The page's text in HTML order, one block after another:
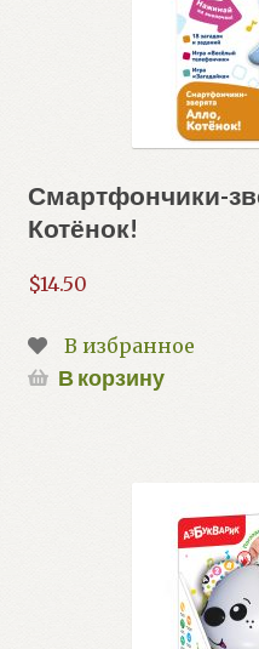
Смартфончики-
Котёнок!
$14.50
В избранное
В корзину